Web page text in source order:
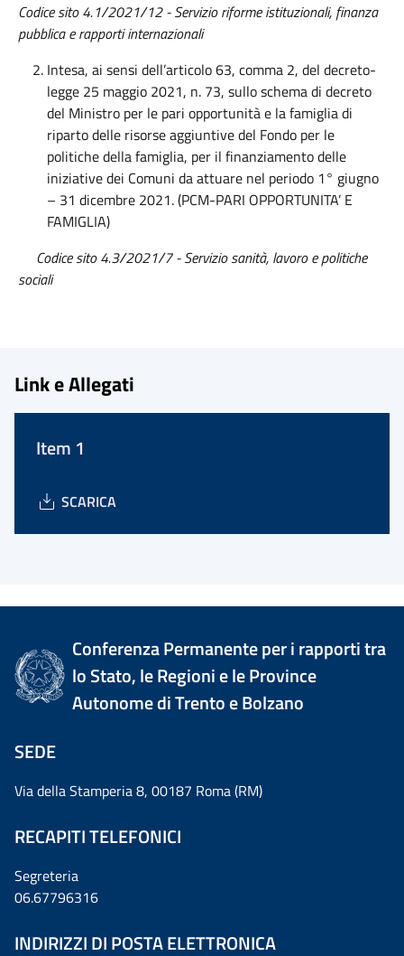
Codice sito 4.1/2021/12 - Servizio riforme istituzionali, finanza
pubblica e rapporti internazionali
Intesa, ai sensi dell’articolo 63, comma 2, del decreto-
legge 25 maggio 2021, n. 73, sullo schema di decreto
del Ministro per le pari opportunità e la famiglia di
riparto delle risorse aggiuntive del Fondo per le
politiche della famiglia, per il finanziamento delle
iniziative dei Comuni da attuare nel periodo 1° giugno
– 31 dicembre 2021. (PCM-PARI OPPORTUNITA’ E
FAMIGLIA)
Codice sito 4.3/2021/7 - Servizio sanità, lavoro e politiche
sociali
Link e Allegati
Item 1
SCARICA
Conferenza Permanente per i rapporti tra
lo Stato, le Regioni e le Province
Autonome di Trento e Bolzano
SEDE
Via della Stamperia 8, 00187 Roma (RM)
RECAPITI TELEFONICI
Segreteria
06.67796316
INDIRIZZI DI POSTA ELETTRONICA